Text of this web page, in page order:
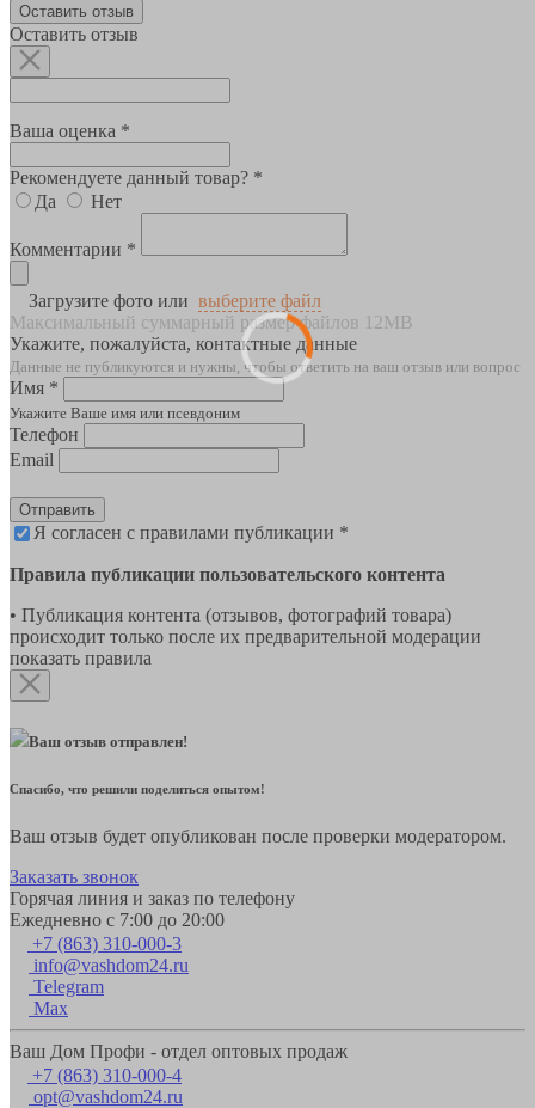
Оставить отзыв
Оставить отзыв
Ваша оценка *
Рекомендуете данный товар? *
Да
Нет
Комментарии *
Загрузите фото или выберите файл
Максимальный суммарный размер файлов 12MB
Укажите, пожалуйста, контактные данные
Данные не публикуются и нужны, чтобы ответить на ваш отзыв или вопрос
Имя *
Укажите Ваше имя или псевдоним
Телефон
Email
Отправить
Я согласен с правилами публикации *
Правила публикации пользовательского контента
• Публикация контента (отзывов, фотографий товара)
происходит только после их предварительной модерации
показать правила
Ваш отзыв отправлен!
Спасибо, что решили поделиться опытом!
Ваш отзыв будет опубликован после проверки модератором.
Заказать звонок
Горячая линия и заказ по телефону
Ежедневно с 7:00 до 20:00
+7 (863) 310-000-3
info@vashdom24.ru
Telegram
Max
Ваш Дом Профи - отдел оптовых продаж
+7 (863) 310-000-4
opt@vashdom24.ru